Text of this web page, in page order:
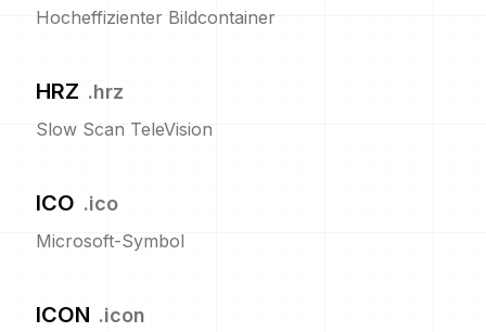
Hocheffizienter Bildcontainer
HRZ .hrz
Slow Scan TeleVision
ICO .ico
Microsoft-Symbol
ICON .icon